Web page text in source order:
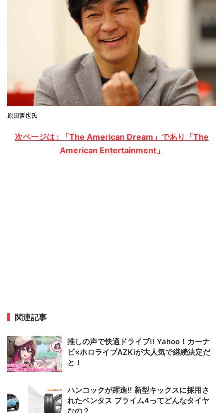
原田哲也氏
次ページは : 「The American Dream」であり「The
American Entertainment」
関連記事
推しの声で快適ドライブ!! Yahoo！カーナ
ビ×ホロライブAZKiが大人気で継続決定だ
と！
ハンコックが躍進!! 新型キックスに採用さ
れたベンタス プライム4ってどんなタイヤ
なの？